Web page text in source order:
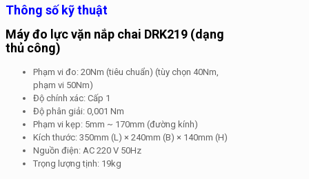
Thông số kỹ thuật
Máy đo lực vặn nắp chai DRK219 (dạng
thủ công)
Phạm vi đo: 20Nm (tiêu chuẩn) (tùy chọn 40Nm,
phạm vi 50Nm)
Độ chính xác: Cấp 1
Độ phân giải: 0,001 Nm
Phạm vi kẹp: 5mm ~ 170mm (đường kính)
Kích thước: 350mm (L) × 240mm (B) × 140mm (H)
Nguồn điện: AC 220 V 50Hz
Trọng lượng tịnh: 19kg